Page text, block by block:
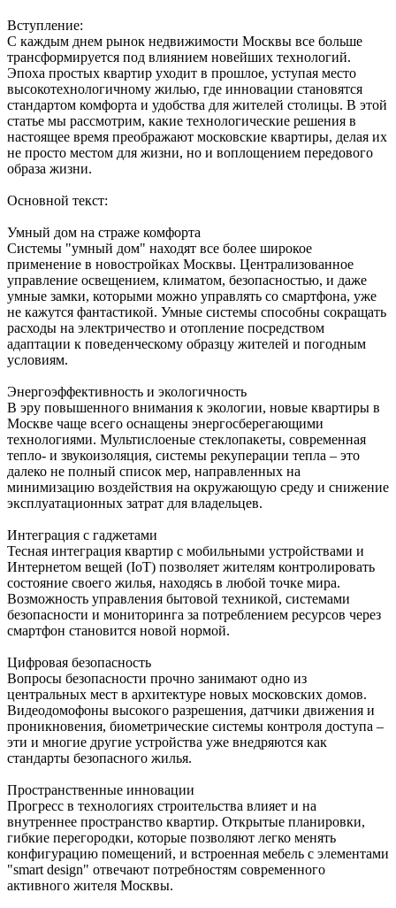
Вступление:
С каждым днем рынок недвижимости Москвы все больше
трансформируется под влиянием новейших технологий.
Эпоха простых квартир уходит в прошлое, уступая место
высокотехнологичному жилью, где инновации становятся
стандартом комфорта и удобства для жителей столицы. В этой
статье мы рассмотрим, какие технологические решения в
настоящее время преображают московские квартиры, делая их
не просто местом для жизни, но и воплощением передового
образа жизни.
Основной текст:
Умный дом на страже комфорта
Системы "умный дом" находят все более широкое
применение в новостройках Москвы. Централизованное
управление освещением, климатом, безопасностью, и даже
умные замки, которыми можно управлять со смартфона, уже
не кажутся фантастикой. Умные системы способны сокращать
расходы на электричество и отопление посредством
адаптации к поведенческому образцу жителей и погодным
условиям.
Энергоэффективность и экологичность
В эру повышенного внимания к экологии, новые квартиры в
Москве чаще всего оснащены энергосберегающими
технологиями. Мультислоеные стеклопакеты, современная
тепло- и звукоизоляция, системы рекуперации тепла – это
далеко не полный список мер, направленных на
минимизацию воздействия на окружающую среду и снижение
эксплуатационных затрат для владельцев.
Интеграция с гаджетами
Тесная интеграция квартир с мобильными устройствами и
Интернетом вещей (IoT) позволяет жителям контролировать
состояние своего жилья, находясь в любой точке мира.
Возможность управления бытовой техникой, системами
безопасности и мониторинга за потреблением ресурсов через
смартфон становится новой нормой.
Цифровая безопасность
Вопросы безопасности прочно занимают одно из
центральных мест в архитектуре новых московских домов.
Видеодомофоны высокого разрешения, датчики движения и
проникновения, биометрические системы контроля доступа –
эти и многие другие устройства уже внедряются как
стандарты безопасного жилья.
Пространственные инновации
Прогресс в технологиях строительства влияет и на
внутреннее пространство квартир. Открытые планировки,
гибкие перегородки, которые позволяют легко менять
конфигурацию помещений, и встроенная мебель с элементами
"smart design" отвечают потребностям современного
активного жителя Москвы.